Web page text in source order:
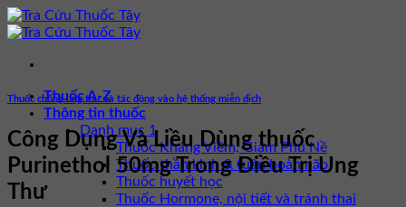
Bỏ
qua
dung
Thuốc A-Z
Thông tin thuốc
Danh mục 1
Thuốc Kháng Viêm, Giảm Phù Nề
Thuốc thần kinh & tuần hoàn não
Thuốc huyết học
Thuốc Hormone, nội tiết và tránh thai
Thuốc chống ung thư và tác động vào hệ thống miễn dịch
Công Dụng Và Liều Dùng thuốc
Purinethol 50mg Trong Điều Trị Ung
Thư